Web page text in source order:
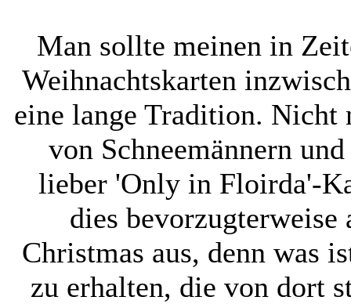
Man sollte meinen in
Weihnachtskarten
eine lange Tradition.
von Schneemännern
lieber 'Only in Floirda'-
dies
Christmas aus, denn was
zu erhalten, die von dort